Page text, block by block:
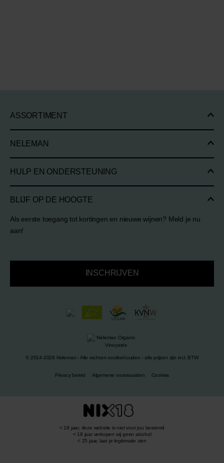
ASSORTIMENT
NELEMAN
HULP EN ONDERSTEUNING
BLIJF OP DE HOOGTE
Als eerste toegang tot kortingen en nieuwe wijnen? Meld je nu
aan!
INSCHRIJVEN
© 2014-2026 Neleman - Alle rechten voorbehouden - alle prijzen zijn incl. BTW
Privacy beleid Algemene voorwaarden Cookies
< 18 jaar, deze website is niet voor jou bestemd
< 18 jaar verkopen wij geen alcohol
< 25 jaar, laat je legitimatie zien